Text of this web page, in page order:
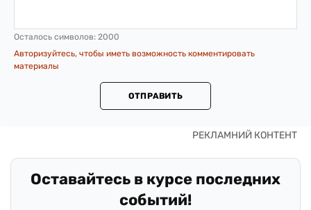
Осталось символов: 2000
Авторизуйтесь, чтобы иметь возможность комментировать
материалы
ОТПРАВИТЬ
Оставайтесь в курсе последних
событий!